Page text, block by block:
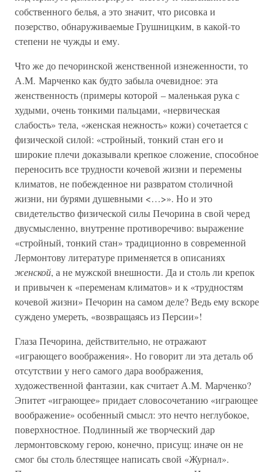
собственного белья, а это значит, что рисовка и
позерство, обнаруживаемые Грушницким, в какой-то
степени не чужды и ему.
Что же до печоринской женственной изнеженности, то
А.М. Марченко как будто забыла очевидное: эта
женственность (примеры которой – маленькая рука с
худыми, очень тонкими пальцами, «нервическая
слабость» тела, «женская нежность» кожи) сочетается с
физической силой: «стройный, тонкий стан его и
широкие плечи доказывали крепкое сложение, способное
переносить все трудности кочевой жизни и перемены
климатов, не побежденное ни развратом столичной
жизни, ни бурями душевными <…>». Но и это
свидетельство физической силы Печорина в свой черед
двусмысленно, внутренне противоречиво: выражение
«стройный, тонкий стан» традиционно в современной
Лермонтову литературе применяется в описаниях
женской, а не мужской внешности. Да и столь ли крепок
и привычен к «переменам климатов» и к «трудностям
кочевой жизни» Печорин на самом деле? Ведь ему вскоре
суждено умереть, «возвращаясь из Персии»!
Глаза Печорина, действительно, не отражают
«играющего воображения». Но говорит ли эта деталь об
отсутствии у него самого дара воображения,
художественной фантазии, как считает А.М. Марченко?
Эпитет «играющее» придает словосочетанию «играющее
воображение» особенный смысл: это нечто неглубокое,
поверхностное. Подлинный же творческий дар
лермонтовскому герою, конечно, присущ: иначе он не
смог бы столь блестящее написать свой «Журнал».